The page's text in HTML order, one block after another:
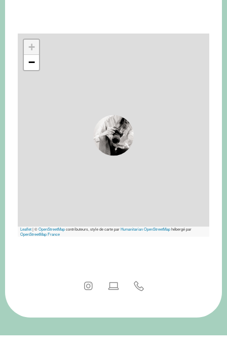
+
−
Leaflet|©OpenStreetMapcontributeurs, style de carte parHumanitarian OpenStreetMaphébergé par
OpenStreetMap France